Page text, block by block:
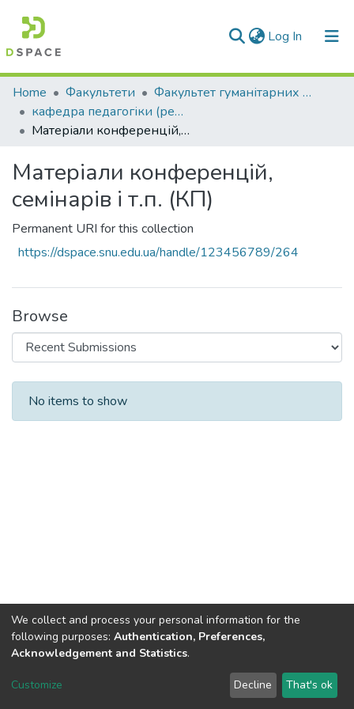
Log In (current)
Communities & Collections
All of DSpace
Home Факультети
Факультет гуманітарних та соціальних наук
кафедра педагогіки (реорганізація)
Матеріали конференцій, семінарів і т.п. (КП)
Матеріали конференцій,
семінарів і т.п. (КП)
Permanent URI for this collection
https://dspace.snu.edu.ua/handle/123456789/264
Browse
Recent Submissions
No items to show
Dspace & Volodymyr Dahl East Ukrainian National University
LYRASIS
Send Feedback
We collect and process your personal information for the
following purposes: Authentication, Preferences,
Acknowledgement and Statistics.
Customize Decline That's ok